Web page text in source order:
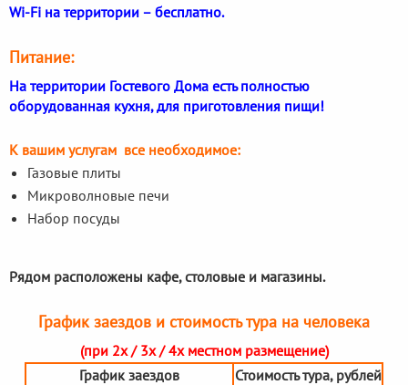
Wi-Fi на территории – бесплатно.
Питание:
На территории Гостевого Дома есть полностью
оборудованная кухня, для приготовления пищи!
К вашим услугам все необходимое:
Газовые плиты
Микроволновые печи
Набор посуды
Рядом расположены кафе, столовые и магазины.
График заездов и стоимость тура на человека
(при 2х / 3х / 4х местном размещение)
График заездов
Стоимость тура, рублей